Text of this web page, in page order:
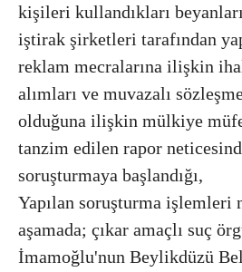
kişileri kullandıkları
iştirak şirketleri tarafından
reklam mecralarına ilişkin
alımları ve muvazalı
olduğuna ilişkin mülkiye
tanzim edilen rapor
soruşturmaya başlandığı,
Yapılan soruşturma işlemleri
aşamada; çıkar amaçlı suç
İmamoğlu'nun Beylikdüzü